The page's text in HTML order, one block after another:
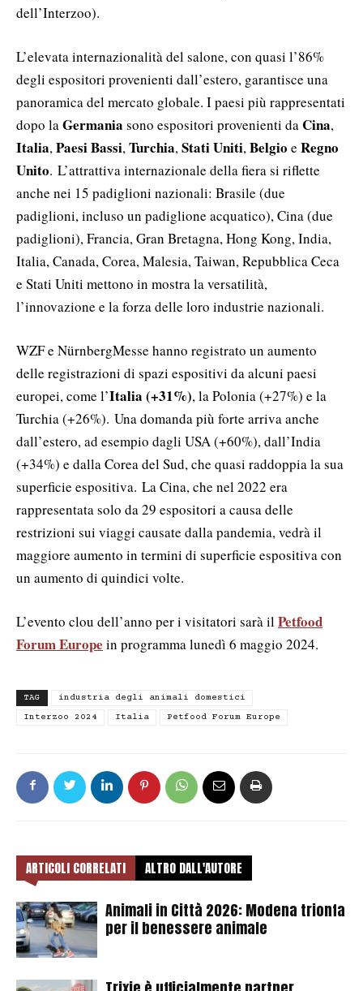
dell’Interzoo).
L’elevata internazionalità del salone, con quasi l’86%
degli espositori provenienti dall’estero, garantisce una
panoramica del mercato globale. I paesi più rappresentati
dopo laGermania sono espositori provenienti daCina,
Italia,Paesi Bassi,Turchia,Stati Uniti,Belgio e Regno
Unito. L’attrattiva internazionale della fiera si riflette
anche nei 15 padiglioni nazionali: Brasile (due
padiglioni, incluso un padiglione acquatico), Cina (due
padiglioni), Francia, Gran Bretagna, Hong Kong, India,
Italia, Canada, Corea, Malesia, Taiwan, Repubblica Ceca
e Stati Uniti mettono in mostra la versatilità,
l’innovazione e la forza delle loro industrie nazionali.
WZF e NürnbergMesse hanno registrato un aumento
delle registrazioni di spazi espositivi da alcuni paesi
europei, come l’Italia (+31%), la Polonia (+27%) e la
Turchia (+26%). Una domanda più forte arriva anche
dall’estero, ad esempio dagli USA (+60%), dall’India
(+34%) e dalla Corea del Sud, che quasi raddoppia la sua
superficie espositiva. La Cina, che nel 2022 era
rappresentata solo da 29 espositori a causa delle
restrizioni sui viaggi causate dalla pandemia, vedrà il
maggiore aumento in termini di superficie espositiva con
un aumento di quindici volte.
L’evento clou dell’anno per i visitatori sarà ilPetfood
Forum Europe in programma lunedì 6 maggio 2024.
TAG
industria degli animali domestici
Interzoo 2024
Italia Petfood Forum Europe
ARTICOLI CORRELATI ALTRO DALL'AUTORE
Animali in Città 2026: Modena trionfa
per il benessere animale